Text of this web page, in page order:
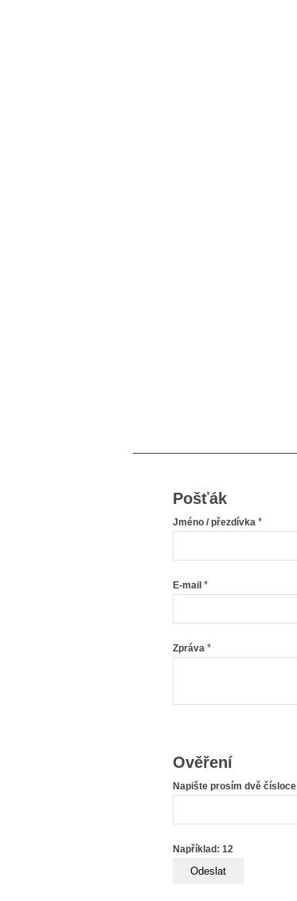
Pošťák
Jméno / přezdívka *
E-mail *
Zpráva *
Ověření
Napište prosím dvě čísloce
Například: 12